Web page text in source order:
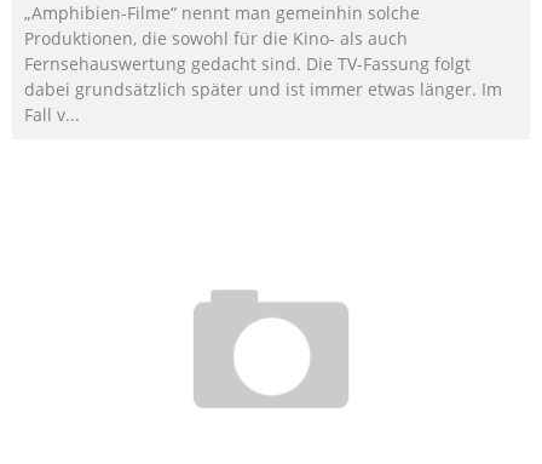
„Amphibien-Filme“ nennt man gemeinhin solche
Produktionen, die sowohl für die Kino- als auch
Fernsehauswertung gedacht sind. Die TV-Fassung folgt
dabei grundsätzlich später und ist immer etwas länger. Im
Fall v...